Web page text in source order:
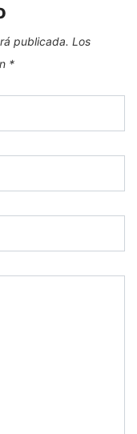
publicada. Los
*